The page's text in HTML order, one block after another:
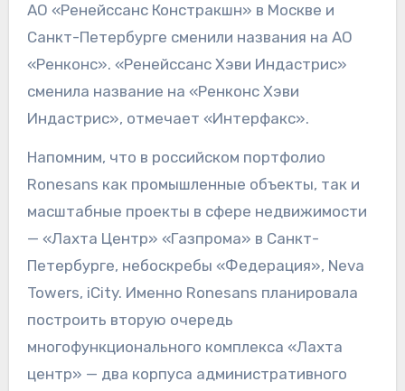
АО «Ренейссанс Констракшн» в Москве и
Санкт-Петербурге сменили названия на АО
«Ренконс». «Ренейссанс Хэви Индастрис»
сменила название на «Ренконс Хэви
Индастрис», отмечает «Интерфакс».
Напомним, что в российском портфолио
Ronesans как промышленные объекты, так и
масштабные проекты в сфере недвижимости
— «Лахта Центр» «Газпрома» в Санкт-
Петербурге, небоскребы «Федерация», Neva
Towers, iCity. Именно Ronesans планировала
построить вторую очередь
многофункционального комплекса «Лахта
центр» — два корпуса административного